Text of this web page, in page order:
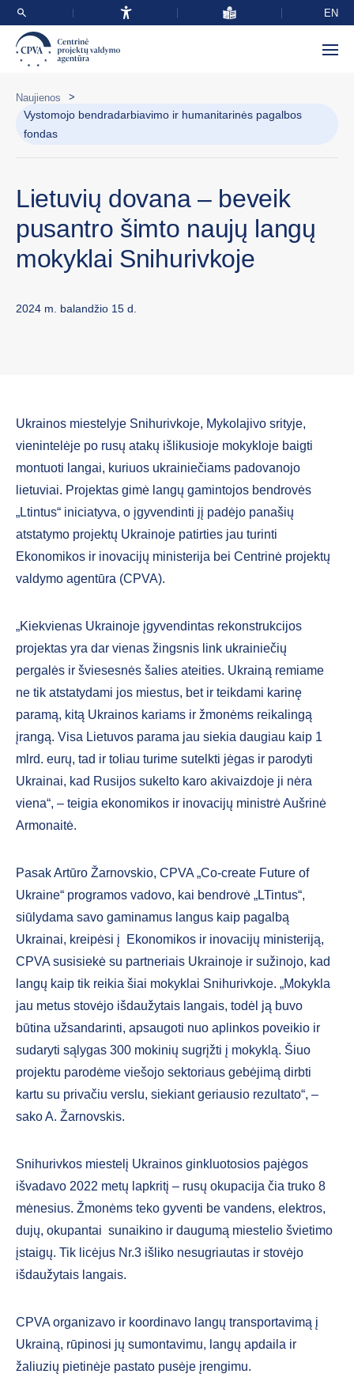
EN
Naujienos >
Vystomojo bendradarbiavimo ir humanitarinės pagalbos
fondas
Lietuvių dovana – beveik
pusantro šimto naujų langų
mokyklai Snihurivkoje
2024 m. balandžio 15 d.
Ukrainos miestelyje Snihurivkoje, Mykolajivo srityje,
vienintelėje po rusų atakų išlikusioje mokykloje baigti
montuoti langai, kuriuos ukrainiečiams padovanojo
lietuviai. Projektas gimė langų gamintojos bendrovės
„Ltintus“ iniciatyva, o įgyvendinti jį padėjo panašių
atstatymo projektų Ukrainoje patirties jau turinti
Ekonomikos ir inovacijų ministerija bei Centrinė projektų
valdymo agentūra (CPVA).
„Kiekvienas Ukrainoje įgyvendintas rekonstrukcijos
projektas yra dar vienas žingsnis link ukrainiečių
pergalės ir šviesesnės šalies ateities. Ukrainą remiame
ne tik atstatydami jos miestus, bet ir teikdami karinę
paramą, kitą Ukrainos kariams ir žmonėms reikalingą
įrangą. Visa Lietuvos parama jau siekia daugiau kaip 1
mlrd. eurų, tad ir toliau turime sutelkti jėgas ir parodyti
Ukrainai, kad Rusijos sukelto karo akivaizdoje ji nėra
viena“, – teigia ekonomikos ir inovacijų ministrė Aušrinė
Armonaitė.
Pasak Artūro Žarnovskio, CPVA „Co-create Future of
Ukraine“ programos vadovo, kai bendrovė „LTintus“,
siūlydama savo gaminamus langus kaip pagalbą
Ukrainai, kreipėsi į Ekonomikos ir inovacijų ministeriją,
CPVA susisiekė su partneriais Ukrainoje ir sužinojo, kad
langų kaip tik reikia šiai mokyklai Snihurivkoje. „Mokykla
jau metus stovėjo išdaužytais langais, todėl ją buvo
būtina užsandarinti, apsaugoti nuo aplinkos poveikio ir
sudaryti sąlygas 300 mokinių sugrįžti į mokyklą. Šiuo
projektu parodėme viešojo sektoriaus gebėjimą dirbti
kartu su privačiu verslu, siekiant geriausio rezultato“, –
sako A. Žarnovskis.
Snihurivkos miestelį Ukrainos ginkluotosios pajėgos
išvadavo 2022 metų lapkritį – rusų okupacija čia truko 8
mėnesius. Žmonėms teko gyventi be vandens, elektros,
dujų, okupantai sunaikino ir daugumą miestelio švietimo
įstaigų. Tik licėjus Nr.3 išliko nesugriautas ir stovėjo
išdaužytais langais.
CPVA organizavo ir koordinavo langų transportavimą į
Ukrainą, rūpinosi jų sumontavimu, langų apdaila ir
žaliuzių pietinėje pastato pusėje įrengimu.